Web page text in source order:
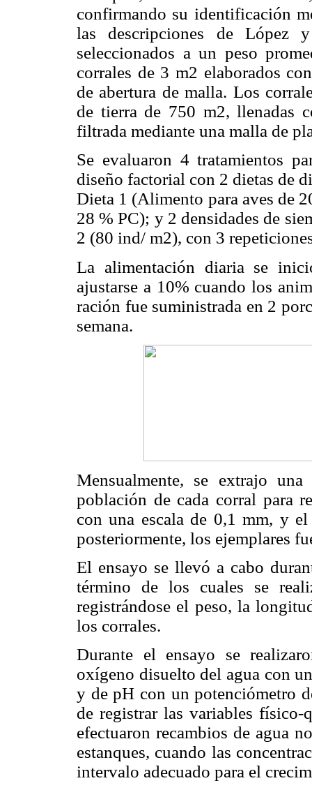
confirmando su identificación
las descripciones de López
seleccionados a un peso
corrales de 3 m2 elaborados
de abertura de malla. Los
de tierra de 750 m2, llenadas
filtrada mediante una malla de
Se evaluaron 4 tratamientos
diseño factorial con 2 dietas de
Dieta 1 (Alimento para aves de
28 % PC); y 2 densidades de
2 (80 ind/ m2), con 3
La alimentación diaria se
ajustarse a 10% cuando los
ración fue suministrada en 2
semana.
Mensualmente, se extrajo
población de cada corral para
con una escala de 0,1 mm, y
posteriormente, los ejemplares
El ensayo se llevó a cabo
término de los cuales se
registrándose el peso, la
los corrales.
Durante el ensayo se
oxígeno disuelto del agua con
y de pH con un potenciómetro
de registrar las variables
efectuaron recambios de agua
estanques, cuando las
intervalo adecuado para el